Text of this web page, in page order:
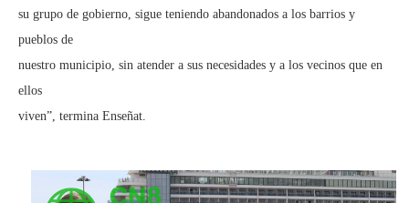
su grupo de gobierno, sigue teniendo abandonados a los barrios y
pueblos de
nuestro municipio, sin atender a sus necesidades y a los vecinos que en
ellos
viven”, termina Enseñat.